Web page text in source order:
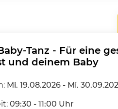
Tanz - Für eine
und deinem Baby
Mi. 19.08.2026 - Mi.
09:30 - 11:00 Uhr